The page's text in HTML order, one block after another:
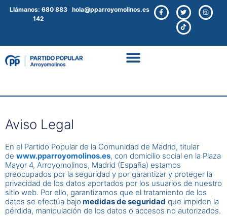
Llámanos: 680 883
142
hola@pparroyomolinos.es
Aviso Legal
En el Partido Popular de la Comunidad de Madrid, titular
de www.pparroyomolinos.es, con domicilio social en la Plaza
Mayor 4, Arroyomolinos, Madrid (España) estamos
preocupados por la seguridad y por garantizar y proteger la
privacidad de los datos aportados por los usuarios de nuestro
sitio web. Por ello, garantizamos que el tratamiento de los
datos se efectúa bajo medidas de seguridad que impiden la
pérdida, manipulación de los datos o accesos no autorizados.